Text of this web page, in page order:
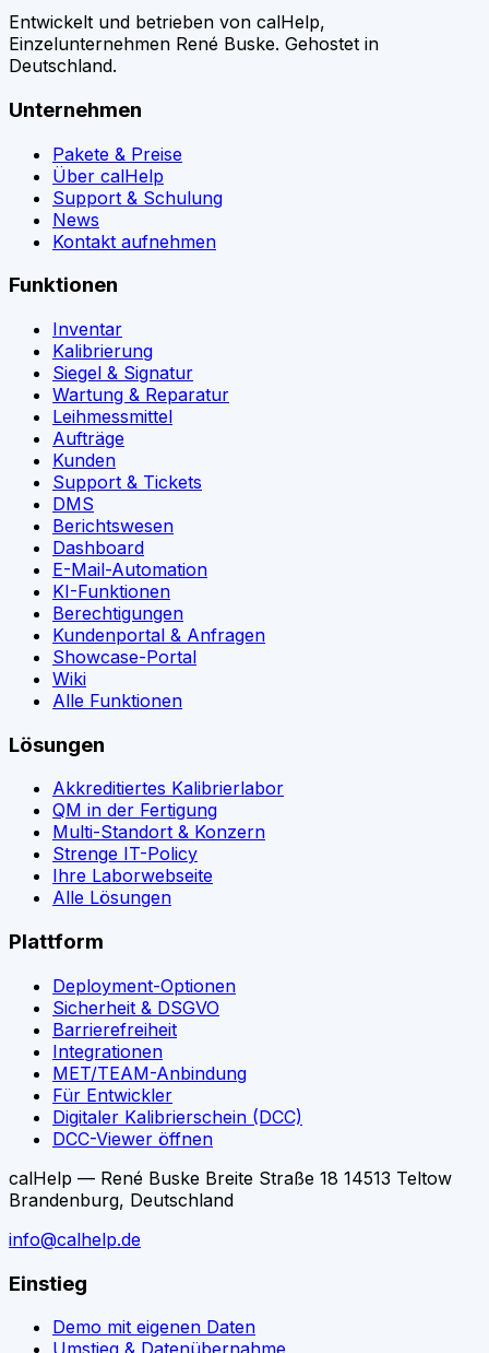
Entwickelt und betrieben von calHelp,
Einzelunternehmen René Buske. Gehostet in
Deutschland.
Unternehmen
Pakete & Preise
Über calHelp
Support & Schulung
News
Kontakt aufnehmen
Funktionen
Inventar
Kalibrierung
Siegel & Signatur
Wartung & Reparatur
Leihmessmittel
Aufträge
Kunden
Support & Tickets
DMS
Berichtswesen
Dashboard
E-Mail-Automation
KI-Funktionen
Berechtigungen
Kundenportal & Anfragen
Showcase-Portal
Wiki
Alle Funktionen
Lösungen
Akkreditiertes Kalibrierlabor
QM in der Fertigung
Multi-Standort & Konzern
Strenge IT-Policy
Ihre Laborwebseite
Alle Lösungen
Plattform
Deployment-Optionen
Sicherheit & DSGVO
Barrierefreiheit
Integrationen
MET/TEAM-Anbindung
Für Entwickler
Digitaler Kalibrierschein (DCC)
DCC-Viewer öffnen
calHelp — René Buske Breite Straße 18 14513 Teltow
Brandenburg, Deutschland
info@calhelp.de
Einstieg
Demo mit eigenen Daten